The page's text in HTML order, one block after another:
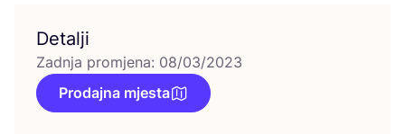
Detalji
Zadnja promjena: 08/03/2023
Prodajna mjesta